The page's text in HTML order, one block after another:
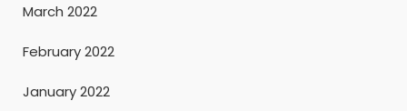
March 2022
February 2022
January 2022